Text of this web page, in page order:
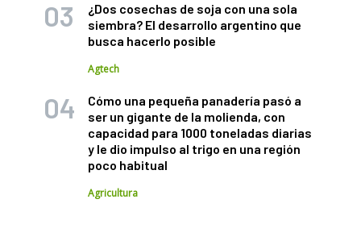
¿Dos cosechas de soja con una sola
siembra? El desarrollo argentino que
busca hacerlo posible
Agtech
Cómo una pequeña panadería pasó a
ser un gigante de la molienda, con
capacidad para 1000 toneladas diarias
y le dio impulso al trigo en una región
poco habitual
Agricultura